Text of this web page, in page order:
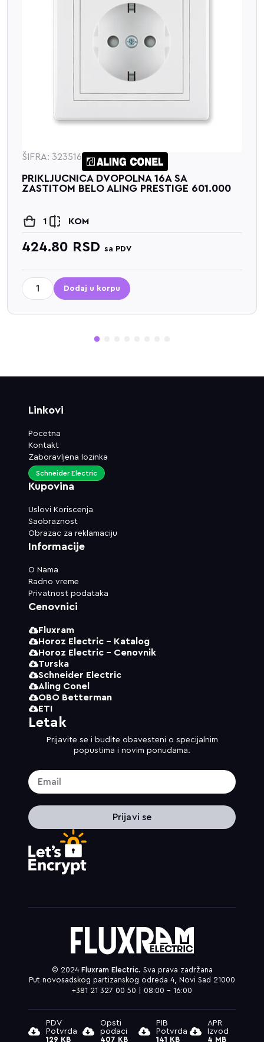
ŠIFRA: 323516
PRIKLJUCNICA DVOPOLNA 16A SA
ZASTITOM BELO ALING PRESTIGE 601.000
KOM
424.80RSD sa PDV
Dodaj u korpu
4
Linkovi
Pocetna
Kontakt
Zaboravljena lozinka
Kupovina
Uslovi Koriscenja
Saobraznost
Obrazac za reklamaciju
Schneider Electric
Informacije
O Nama
Radno vreme
Privatnost podataka
Cenovnici
Fluxram
Horoz Electric - Katalog
Horoz Electric - Cenovnik
Turska
Schneider Electric
Aling Conel
OBO Betterman
ETI
Letak
Prijavite se i budite obavesteni o specijalnim
popustima i novim ponudama.
Prijavi se
© 2024 Fluxram Electric. Sva prava zadržana
Put novosadskog partizanskog odreda 4, Novi Sad 21000
+381 21 327 00 50 | 08:00 – 16:00
PDV
Potvrda
129 KB
Opsti
podaci
407 KB
PIB
Potvrda
141 KB
APR
Izvod
4 MB